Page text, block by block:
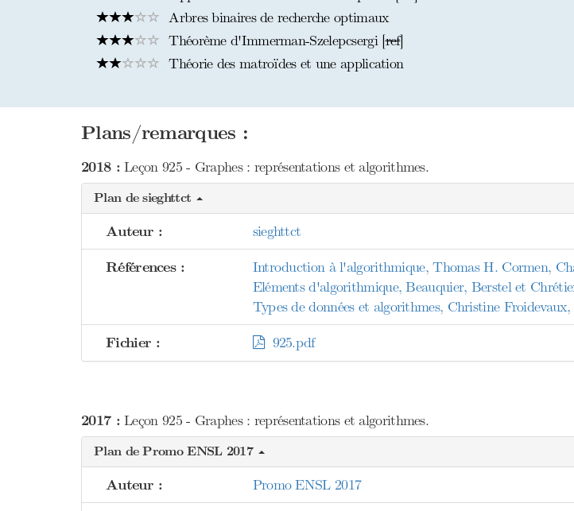
Arbres binaires de recherche optimaux
Théorème d'Immerman-Szelepcsergi [ref]
Théorie des matroïdes et une application
Plans/remarques :
2018 :Leçon 925 - Graphes : représentations et algorithmes.
Plan de sieghttct
Auteur : sieghttct
Références :
Introduction à l'algorithmique, Thomas H. Cormen,
Eléments d'algorithmique, Beauquier, Berstel et
Types de données et algorithmes, Christine
Fichier : 925.pdf
2017 :Leçon 925 - Graphes : représentations et algorithmes.
Plan de Promo ENSL 2017
Auteur : Promo ENSL 2017